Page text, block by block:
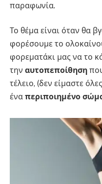
παραφωνία.
Το θέμα είναι όταν θα
φορέσουμε το
φορεματάκι μας να το
την αυτοπεποίθηση
τέλειο, (δεν είμαστε
ένα περιποιημένο